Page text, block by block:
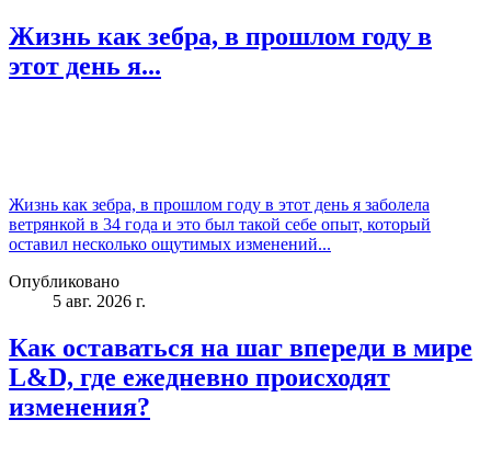
Жизнь как зебра, в прошлом году в
этот день я...
Жизнь как зебра, в прошлом году в этот день я заболела
ветрянкой в 34 года и это был такой себе опыт, который
оставил несколько ощутимых изменений...
Опубликовано
5 авг. 2026 г.
Как оставаться на шаг впереди в мире
L&D, где ежедневно происходят
изменения?